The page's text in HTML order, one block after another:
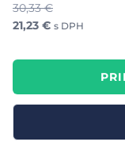
30,33€
21,23 € s DPH